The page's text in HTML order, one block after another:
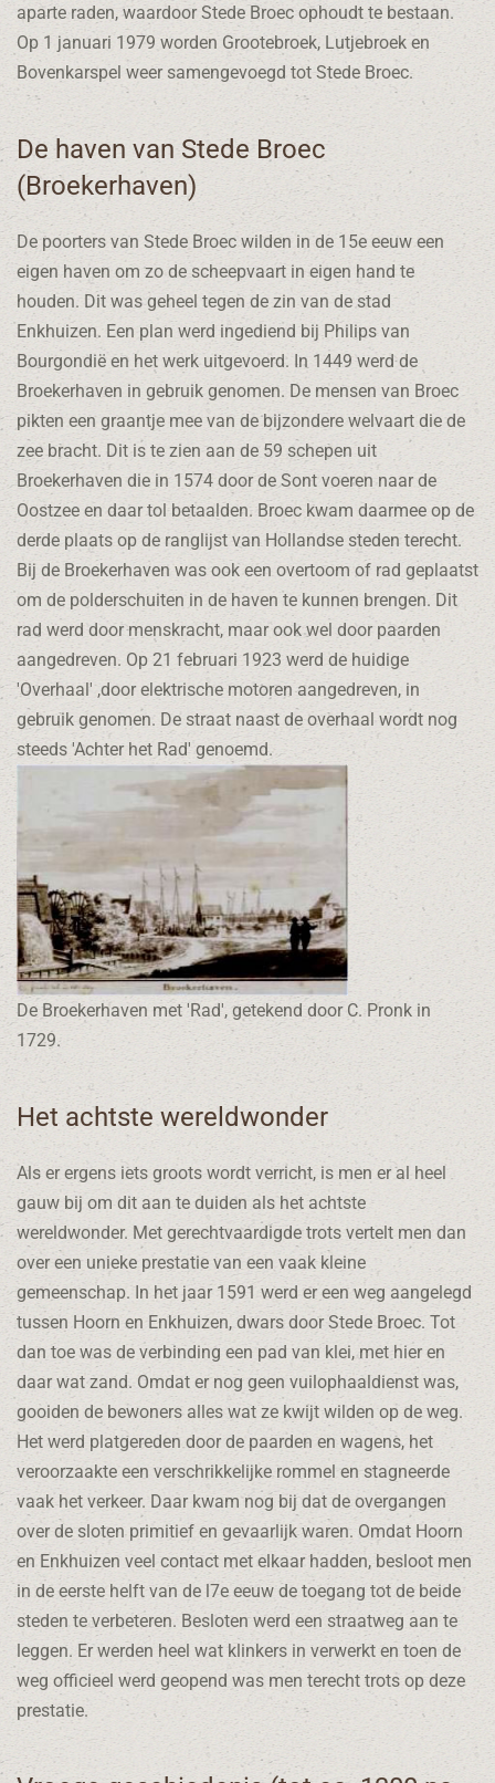
aparte raden, waardoor Stede Broec ophoudt te bestaan.
Op 1 januari 1979 worden Grootebroek, Lutjebroek en
Bovenkarspel weer samengevoegd tot Stede Broec.
De haven van Stede Broec
(Broekerhaven)
De poorters van Stede Broec wilden in de 15e eeuw een
eigen haven om zo de scheepvaart in eigen hand te
houden. Dit was geheel tegen de zin van de stad
Enkhuizen. Een plan werd ingediend bij Philips van
Bourgondië en het werk uitgevoerd. In 1449 werd de
Broekerhaven in gebruik genomen. De mensen van Broec
pikten een graantje mee van de bijzondere welvaart die de
zee bracht. Dit is te zien aan de 59 schepen uit
Broekerhaven die in 1574 door de Sont voeren naar de
Oostzee en daar tol betaalden. Broec kwam daarmee op de
derde plaats op de ranglijst van Hollandse steden terecht.
Bij de Broekerhaven was ook een overtoom of rad geplaatst
om de polderschuiten in de haven te kunnen brengen. Dit
rad werd door menskracht, maar ook wel door paarden
aangedreven. Op 21 februari 1923 werd de huidige
'Overhaal' ,door elektrische motoren aangedreven, in
gebruik genomen. De straat naast de overhaal wordt nog
steeds 'Achter het Rad' genoemd.
De Broekerhaven met 'Rad', getekend door C. Pronk in
1729.
Het achtste wereldwonder
Als er ergens iets groots wordt verricht, is men er al heel
gauw bij om dit aan te duiden als het achtste
wereldwonder. Met gerechtvaardigde trots vertelt men dan
over een unieke prestatie van een vaak kleine
gemeenschap. In het jaar 1591 werd er een weg aangelegd
tussen Hoorn en Enkhuizen, dwars door Stede Broec. Tot
dan toe was de verbinding een pad van klei, met hier en
daar wat zand. Omdat er nog geen vuilophaaldienst was,
gooiden de bewoners alles wat ze kwijt wilden op de weg.
Het werd platgereden door de paarden en wagens, het
veroorzaakte een verschrikkelijke rommel en stagneerde
vaak het verkeer. Daar kwam nog bij dat de overgangen
over de sloten primitief en gevaarlijk waren. Omdat Hoorn
en Enkhuizen veel contact met elkaar hadden, besloot men
in de eerste helft van de l7e eeuw de toegang tot de beide
steden te verbeteren. Besloten werd een straatweg aan te
leggen. Er werden heel wat klinkers in verwerkt en toen de
weg officieel werd geopend was men terecht trots op deze
prestatie.